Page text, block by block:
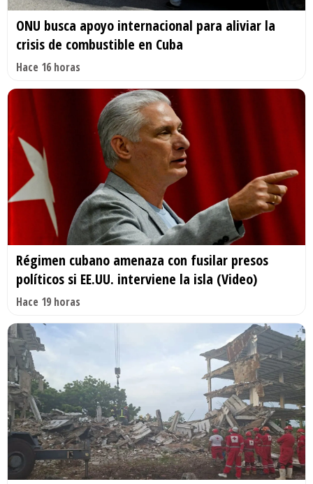
ONU busca apoyo internacional para aliviar la
crisis de combustible en Cuba
Hace 16 horas
Régimen cubano amenaza con fusilar presos
políticos si EE.UU. interviene la isla (Video)
Hace 19 horas